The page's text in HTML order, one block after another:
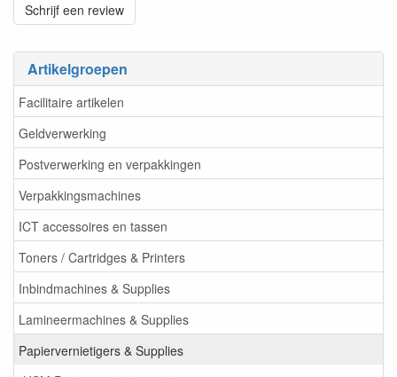
Artikelgroepen
Facilitaire artikelen
Geldverwerking
Postverwerking en verpakkingen
Verpakkingsmachines
ICT accessoires en tassen
Toners / Cartridges & Printers
Inbindmachines & Supplies
Lamineermachines & Supplies
Papiervernietigers & Supplies
Schrijf een review